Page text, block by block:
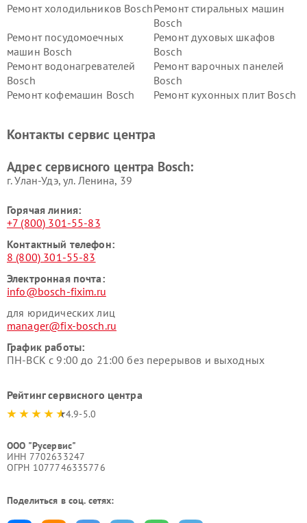
Ремонт холодильников BoschРемонт стиральных машин
Bosch
Ремонт посудомоечных
машин Bosch
Ремонт духовых шкафов
Bosch
Ремонт водонагревателей
Bosch
Ремонт варочных панелей
Bosch
Ремонт кофемашин Bosch
Ремонт кухонных плит Bosch
Ремонт сушильных автоматовРемонт морозильных камер
Контакты сервис центра
Адрес сервисного центра Bosch:
г. Улан-Удэ, ул. Ленина, 39
Горячая линия:
+7 (800) 301-55-83
Контактный телефон:
8 (800) 301-55-83
Электронная почта:
info@bosch-fixim.ru
для юридических лиц
manager@fix-bosch.ru
График работы:
ПН-ВСК с 9:00 до 21:00 без перерывов и выходных
Рейтинг сервисного центра
4.9-5.0
ООО "Русервис"
ИНН 7702633247
ОГРН 1077746335776
Поделиться в соц. сетях: